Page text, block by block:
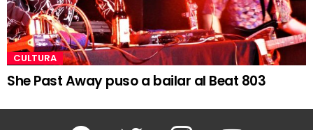
CULTURA
She Past Away puso a bailar al Beat 803
Facebook Twitter Instagram Youtube